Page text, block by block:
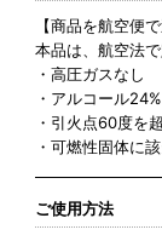
【商品を航空便
本品は、航空法
・高圧ガスなし
・アルコール
・引火点60度を
・可燃性固体に
ご使用方法